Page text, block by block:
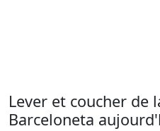
Lever et coucher de
Barceloneta